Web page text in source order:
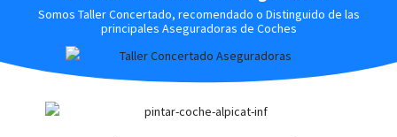
Somos Taller Concertado, recomendado o Distinguido de las
principales Aseguradoras de Coches